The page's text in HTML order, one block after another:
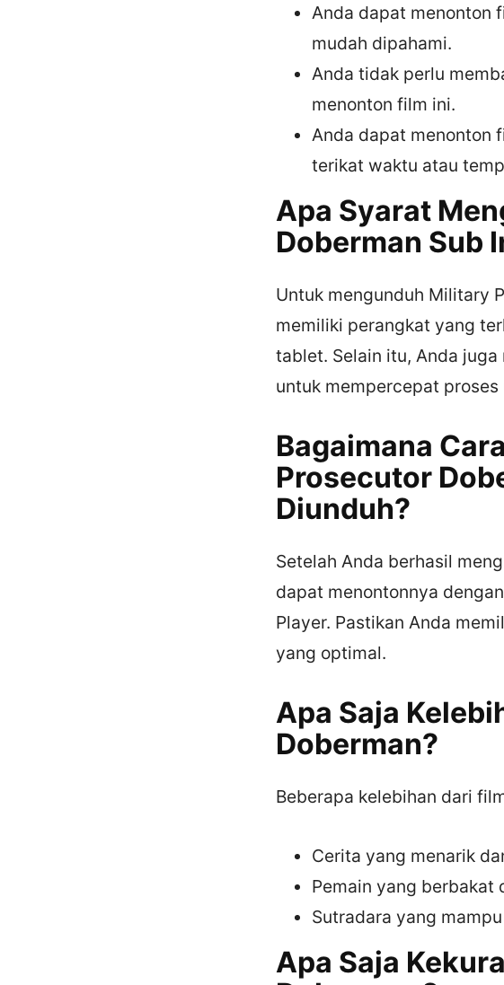
Anda dapat menonton
mudah dipahami.
Anda tidak perlu
menonton film ini.
Anda dapat menonton
terikat waktu atau
Apa Syarat
Doberman Sub
Untuk mengunduh Military
memiliki perangkat yang
tablet. Selain itu, Anda
untuk mempercepat proses
Bagaimana
Prosecutor
Diunduh?
Setelah Anda berhasil
dapat menontonnya
Player. Pastikan Anda
yang optimal.
Apa Saja
Doberman?
Beberapa kelebihan dari
Cerita yang menarik
Pemain yang berbakat
Sutradara yang
Apa Saja